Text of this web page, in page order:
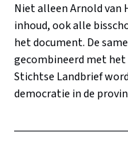
Niet alleen Arnold van
inhoud, ook alle
het document. De
gecombineerd met
Stichtse Landbrief
democratie in de